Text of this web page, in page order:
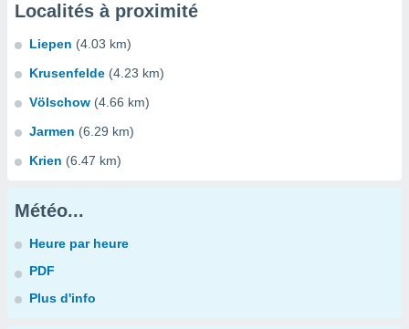
Localités à proximité
Liepen (4.03 km)
Krusenfelde (4.23 km)
Völschow (4.66 km)
Jarmen (6.29 km)
Krien (6.47 km)
Météo...
Heure par heure
PDF
Plus d'info